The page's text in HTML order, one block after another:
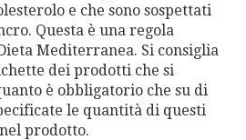
e che sono sospettati
Questa è una regola
Mediterranea. Si consiglia
dei prodotti che si
è obbligatorio che su di
le quantità di questi
prodotto.